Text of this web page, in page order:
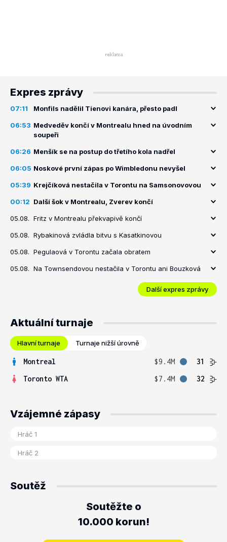
Expres zprávy
07:11 Monfils nadělil Tienovi kanára, přesto padl
06:53 Medveděv končí v Montrealu hned na úvodním
soupeři
06:26 Menšík se na postup do třetího kola nadřel
06:05 Noskové první zápas po Wimbledonu nevyšel
05:39 Krejčíková nestačila v Torontu na Samsonovovou
00:12 Další šok v Montrealu, Zverev končí
05.08. Fritz v Montrealu překvapivě končí
05.08. Rybakinová zvládla bitvu s Kasatkinovou
05.08. Pegulaová v Torontu začala obratem
05.08. Na Townsendovou nestačila v Torontu ani Bouzková
Další expres zprávy
Aktuální turnaje
Hlavní turnaje Turnaje nižší úrovně
Montreal $9.4M
31
Toronto WTA
$7.4M 32
Vzájemné zápasy
Soutěž
Soutěžte o
10.000 korun!